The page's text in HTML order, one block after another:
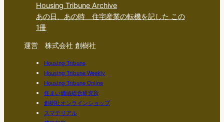
Housing Tribune Archive
あの日、あの時 住宅産業の転機を記した この
1冊
運営 株式会社 創樹社
Housing Tribune
Housing Tribune Weekly
Housing Tribune Online
住まい価値総合研究所
創樹社オンラインショップ
スマテリアル